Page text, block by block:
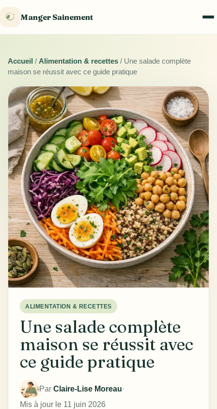
Manger Sainement
Accueil / Alimentation & recettes / Une salade complète
maison se réussit avec ce guide pratique
ALIMENTATION & RECETTES
Une salade complète
maison se réussit avec
ce guide pratique
Par Claire-Lise Moreau·
Mis à jour le 11 juin 2026